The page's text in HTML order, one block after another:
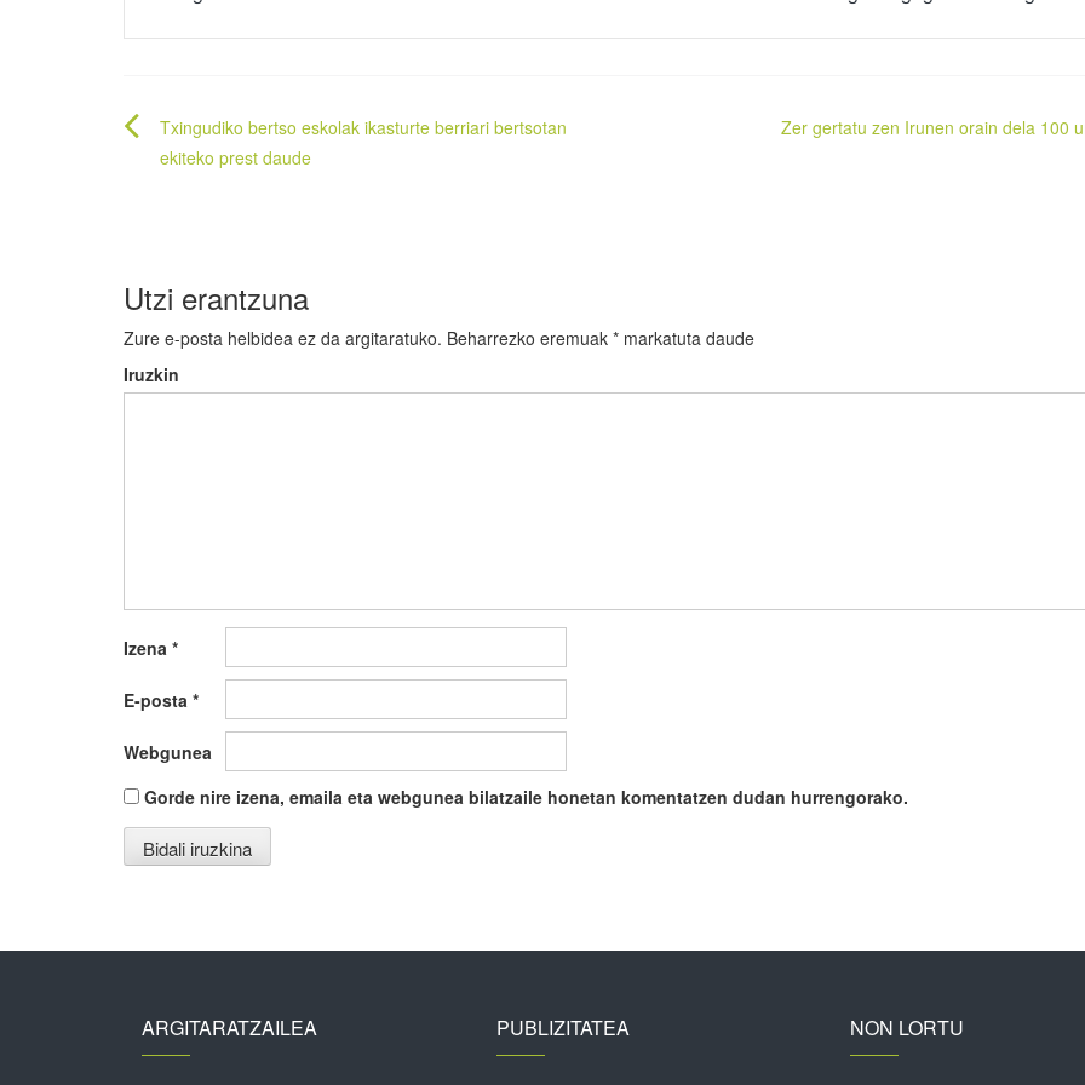
Bidalketetan
zehar
Txingudiko bertso eskolak ikasturte berriari bertsotan
ekiteko prest daude
Zer gertatu zen Irunen orain dela 100
Utzi erantzuna
Zure e-posta helbidea ez da argitaratuko. Beharrezko eremuak * markatuta daude
Iruzkin
Izena *
E-posta *
Webgunea
Gorde nire izena, emaila eta webgunea bilatzaile honetan komentatzen dudan hurrengorako.
ARGITARATZAILEA PUBLIZITATEA NON LORTU